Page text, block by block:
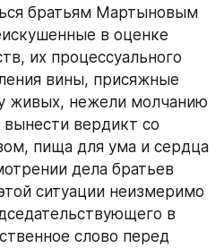
братьям Мартыновым
в оценке
их процессуального
вины, присяжные
живых, нежели молчанию
вердикт со
пища для ума и сердца
дела братьев
ситуации неизмеримо
в
слово перед